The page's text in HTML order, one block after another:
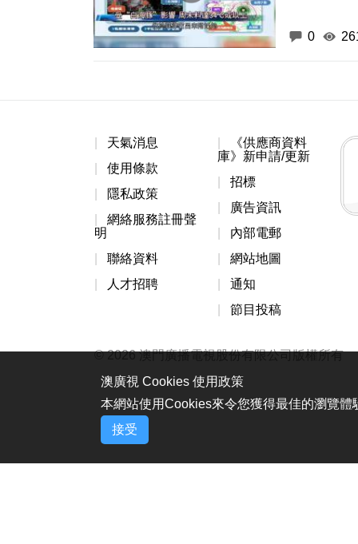
0
天氣消息
使用條款
隱私政策
網絡服務註冊聲
明
聯絡資料
人才招聘
《供應商資料
庫》新申請/更新
招標
廣告資訊
內部電郵
網站地圖
通知
節目投稿
© 2026 澳門廣播電視股份有限公司版權所有
澳廣視 Cookies 使用政策
本網站使用Cookies來令您獲得最佳的瀏覽
接受